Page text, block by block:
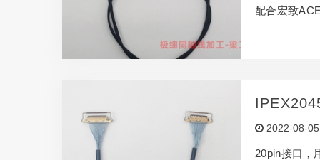
配合宏致
2022-08-05
20pin接口，